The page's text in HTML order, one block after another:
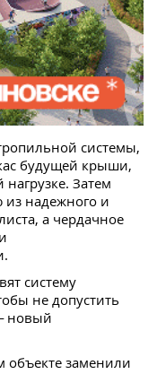
системы,
будущей крыши,
Затем
надежного и
а чердачное
систему
не допустить
новый
объекте заменили